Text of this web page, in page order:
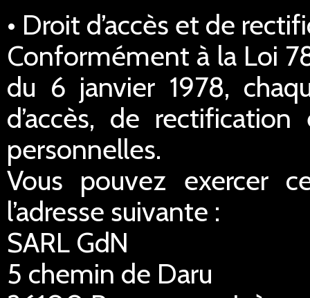
• Droit d’accès et de
Conformément à la Loi
du 6 janvier 1978,
d’accès, de
personnelles.
Vous pouvez exercer
l’adresse suivante :
SARL GdN
5 chemin de Daru